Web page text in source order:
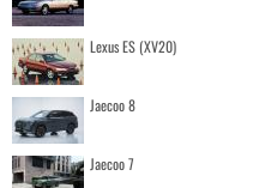
Lexus ES (XV20)
Jaecoo 8
Jaecoo 7